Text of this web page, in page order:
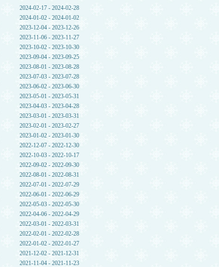
2024-02-17 - 2024-02-28
2024-01-02 - 2024-01-02
2023-12-04 - 2023-12-26
2023-11-06 - 2023-11-27
2023-10-02 - 2023-10-30
2023-09-04 - 2023-09-25
2023-08-01 - 2023-08-28
2023-07-03 - 2023-07-28
2023-06-02 - 2023-06-30
2023-05-01 - 2023-05-31
2023-04-03 - 2023-04-28
2023-03-01 - 2023-03-31
2023-02-01 - 2023-02-27
2023-01-02 - 2023-01-30
2022-12-07 - 2022-12-30
2022-10-03 - 2022-10-17
2022-09-02 - 2022-09-30
2022-08-01 - 2022-08-31
2022-07-01 - 2022-07-29
2022-06-01 - 2022-06-29
2022-05-03 - 2022-05-30
2022-04-06 - 2022-04-29
2022-03-01 - 2022-03-31
2022-02-01 - 2022-02-28
2022-01-02 - 2022-01-27
2021-12-02 - 2021-12-31
2021-11-04 - 2021-11-23